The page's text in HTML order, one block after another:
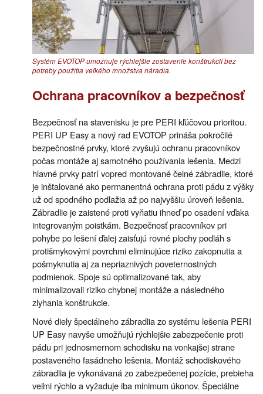
Systém EVOTOP umožňuje rýchlejšie zostavenie konštrukcií bez
potreby použitia veľkého množstva náradia.
Ochrana pracovníkov a bezpečnosť
Bezpečnosť na stavenisku je pre PERI kľúčovou prioritou.
PERI UP Easy a nový rad EVOTOP prináša pokročilé
bezpečnostné prvky, ktoré zvyšujú ochranu pracovníkov
počas montáže aj samotného používania lešenia. Medzi
hlavné prvky patrí vopred montované čelné zábradlie, ktoré
je inštalované ako permanentná ochrana proti pádu z výšky
už od spodného podlažia až po najvyššiu úroveň lešenia.
Zábradlie je zaistené proti vyňatiu ihneď po osadení vďaka
integrovaným poistkám. Bezpečnosť pracovníkov pri
pohybe po lešení ďalej zaisťujú rovné plochy podláh s
protišmykovými povrchmi eliminujúce riziko zakopnutia a
pošmyknutia aj za nepriaznivých poveternostných
podmienok. Spoje sú optimalizované tak, aby
minimalizovali riziko chybnej montáže a následného
zlyhania konštrukcie.
Nové diely špeciálneho zábradlia zo systému lešenia PERI
UP Easy navyše umožňujú rýchlejšie zabezpečenie proti
pádu pri jednosmernom schodisku na vonkajšej strane
postaveného fasádneho lešenia. Montáž schodiskového
zábradlia je vykonávaná zo zabezpečenej pozície, prebieha
veľmi rýchlo a vyžaduje iba minimum úkonov. Špeciálne